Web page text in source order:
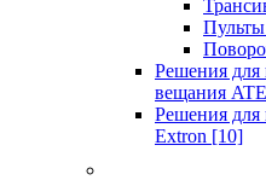
Решения для
вещания
Решения для
Extron [10]